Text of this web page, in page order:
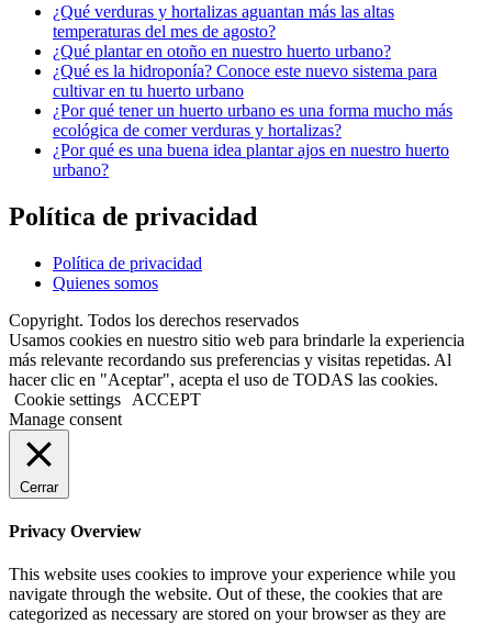
¿Qué verduras y hortalizas aguantan más las altas
temperaturas del mes de agosto?
¿Qué plantar en otoño en nuestro huerto urbano?
¿Qué es la hidroponía? Conoce este nuevo sistema para
cultivar en tu huerto urbano
¿Por qué tener un huerto urbano es una forma mucho más
ecológica de comer verduras y hortalizas?
¿Por qué es una buena idea plantar ajos en nuestro huerto
urbano?
Política de privacidad
Política de privacidad
Quienes somos
Copyright. Todos los derechos reservados
Usamos cookies en nuestro sitio web para brindarle la experiencia
más relevante recordando sus preferencias y visitas repetidas. Al
hacer clic en "Aceptar", acepta el uso de TODAS las cookies.
Cookie settings
ACCEPT
Manage consent
Cerrar
Privacy Overview
This website uses cookies to improve your experience while you
navigate through the website. Out of these, the cookies that are
categorized as necessary are stored on your browser as they are